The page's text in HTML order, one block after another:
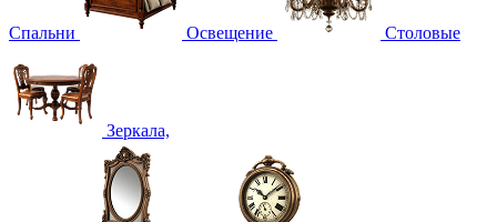
Спальни Освещение Столовые
Зеркала,